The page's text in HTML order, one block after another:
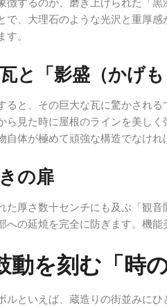
徴するのが、磨き上げられた「
で、大理石のような光沢と重厚
。
と「影盛（かげも
ると、その巨大な瓦に驚かされ
ら見た時に屋根のラインを美し
自体が極めて頑強な構造でなけれ
の扉
た厚さ数十センチにも及ぶ「観
への延焼を完全に防ぎます。機
動を刻む「時
ルといえば、蔵造りの街並みにひ